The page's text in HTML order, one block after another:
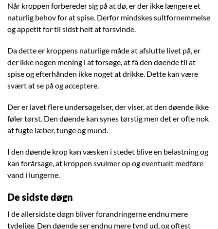
Når kroppen forbereder sig på at dø, er der ikke længere et
naturlig behov for at spise. Derfor mindskes sultfornemmelse
og appetit for til sidst helt at forsvinde.
Da dette er kroppens naturlige måde at afslutte livet på, er
der ikke nogen mening i at forsøge, at få den døende til at
spise og efterhånden ikke noget at drikke. Dette kan være
svært at se på og acceptere.
Der er lavet flere undersøgelser, der viser, at den døende ikke
føler tørst. Den døende kan synes tørstig men det er ofte nok
at fugte læber, tunge og mund.
I den døende krop kan væsken i stedet blive en belastning og
kan forårsage, at kroppen svulmer op og eventuelt medføre
vand i lungerne.
De sidste døgn
I de allersidste døgn bliver forandringerne endnu mere
tydelige. Den døende ser endnu mere tynd ud, og oftest